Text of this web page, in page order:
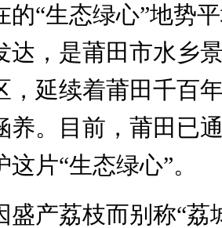
的“生态绿心”地势
达，是莆田市水乡
，延续着莆田千百
养。目前，莆田已
片“生态绿心”。
产荔枝而别称“荔